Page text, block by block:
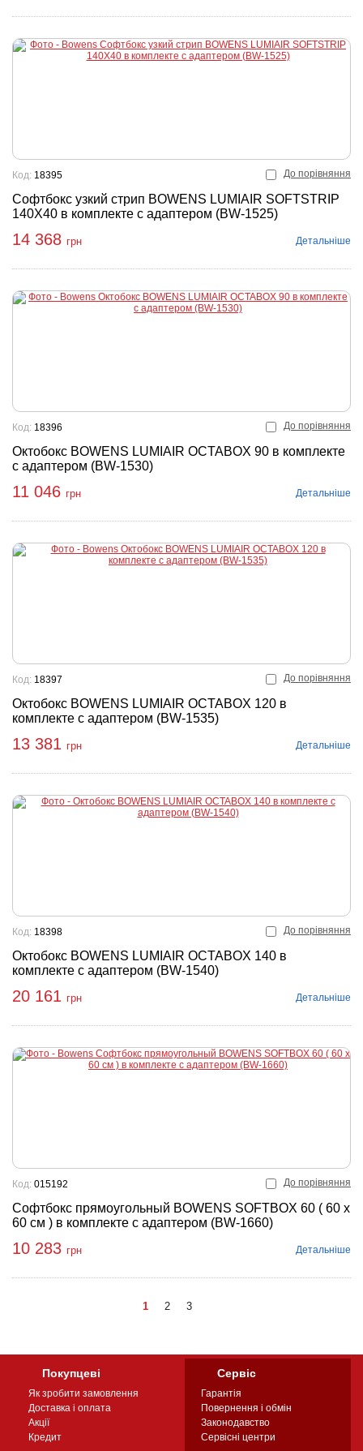
До порівняння
Софтбокс узкий стрип BOWENS LUMIAIR SOFTSTRIP
140X40 в комплекте с адаптером (BW-1525)
Код: 18395
14 368 грн Детальніше
До порівняння
Октобокс BOWENS LUMIAIR OCTABOX 90 в комплекте
с адаптером (BW-1530)
Код: 18396
11 046 грн Детальніше
До порівняння
Октобокс BOWENS LUMIAIR OCTABOX 120 в
комплекте с адаптером (BW-1535)
Код: 18397
13 381 грн Детальніше
До порівняння
Октобокс BOWENS LUMIAIR OCTABOX 140 в
комплекте с адаптером (BW-1540)
Код: 18398
20 161 грн Детальніше
До порівняння
Софтбокс прямоугольный BOWENS SOFTBOX 60 ( 60 x
60 см ) в комплекте с адаптером (BW-1660)
Код: 015192
10 283 грн Детальніше
1 2 3
Покупцеві
Як зробити замовлення
Доставка і оплата
Акції
Кредит
Сервіс
Гарантія
Повернення і обмін
Законодавство
Сервісні центри